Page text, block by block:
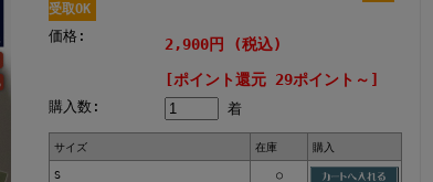
受取OK
価格:
2,900円 (税込)
[ポイント還元 29ポイント～]
購入数: 着
サイズ 在庫 購入
S ○